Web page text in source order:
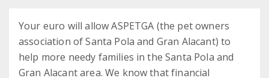
Your euro will allow ASPETGA (the pet owners
association of Santa Pola and Gran Alacant) to
help more needy families in the Santa Pola and
Gran Alacant area. We know that financial